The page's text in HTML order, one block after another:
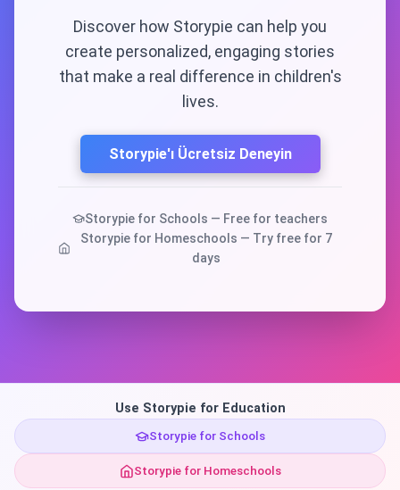
Discover how Storypie can help you
create personalized, engaging stories
that make a real difference in children's
lives.
Storypie'ı Ücretsiz Deneyin
Storypie for Schools — Free for teachers
Storypie for Homeschools — Try free for 7
days
Use Storypie for Education
Storypie for Schools
Storypie for Homeschools